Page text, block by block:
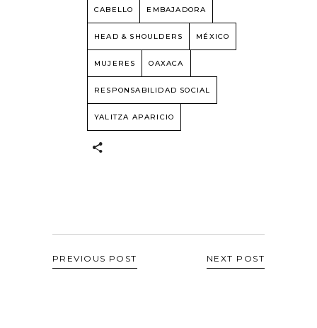
CABELLO EMBAJADORA
HEAD & SHOULDERS MÉXICO
MUJERES OAXACA
RESPONSABILIDAD SOCIAL
YALITZA APARICIO
PREVIOUS POST NEXT POST